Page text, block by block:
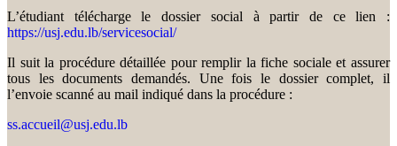
L’étudiant télécharge le dossier social à partir de ce lien :
https://usj.edu.lb/servicesocial/
Il suit la procédure détaillée pour remplir la fiche sociale et assurer
tous les documents demandés. Une fois le dossier complet, il
l’envoie scanné au mail indiqué dans la procédure :
ss.accueil@usj.edu.lb